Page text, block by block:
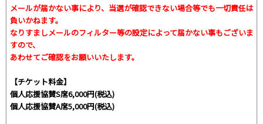
メールが届かない事により、当選が確認できない場合等でも一切責任は
負いかねます。
なりすましメールのフィルター等の設定によって届かない事もございま
すので、
あわせてご確認をお願いいたします。
【チケット料金】
個人応援協賛S席6,000円(税込)
個人応援協賛A席5,000円(税込)